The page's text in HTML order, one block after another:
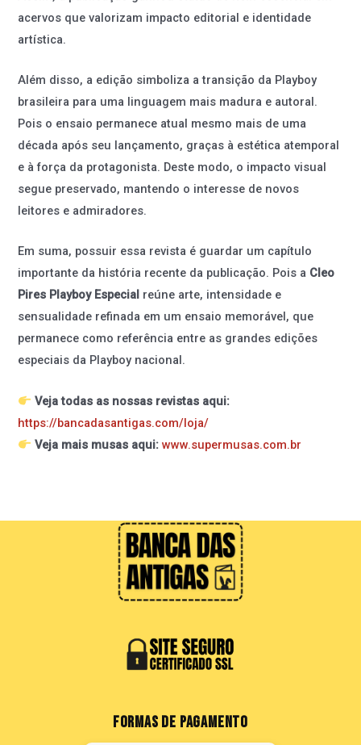
acervos que valorizam impacto editorial e identidade
artística.
Além disso, a edição simboliza a transição da Playboy
brasileira para uma linguagem mais madura e autoral.
Pois o ensaio permanece atual mesmo mais de uma
década após seu lançamento, graças à estética atemporal
e à força da protagonista. Deste modo, o impacto visual
segue preservado, mantendo o interesse de novos
leitores e admiradores.
Em suma, possuir essa revista é guardar um capítulo
importante da história recente da publicação. Pois a Cleo
Pires Playboy Especial reúne arte, intensidade e
sensualidade refinada em um ensaio memorável, que
permanece como referência entre as grandes edições
especiais da Playboy nacional.
Veja todas as nossas revistas aqui:
https://bancadasantigas.com/loja/
Veja mais musas aqui: www.supermusas.com.br
FORMAS DE PAGAMENTO